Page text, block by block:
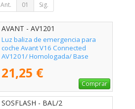
Ant. 01 Sig.
AVANT - AV1201
Luz baliza de emergencia para
coche Avant V16 Connected
AV1201/ Homologada/ Base
Funciona a Pilas
21,25 €
Comprar
SOSFLASH - BAL/2